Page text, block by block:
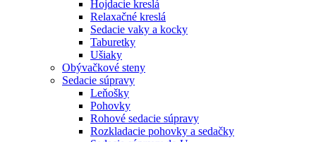
Hojdacie kreslá
Relaxačné kreslá
Sedacie vaky a kocky
Taburetky
Ušiaky
Obývačkové steny
Sedacie súpravy
Leňošky
Pohovky
Rohové sedacie súpravy
Rozkladacie pohovky a sedačky